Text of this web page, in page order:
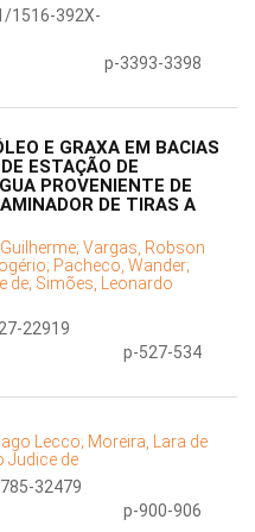
1516-392X-
p-3393-3398
E GRAXA EM BACIAS
ESTAÇÃO DE
PROVENIENTE DE
DE TIRAS A
Vargas, Robson
Pacheco, Wander;
de; Simões, Leonardo
22919
p-527-534
Lecco; Moreira, Lara de
Judice de
32479
p-900-906